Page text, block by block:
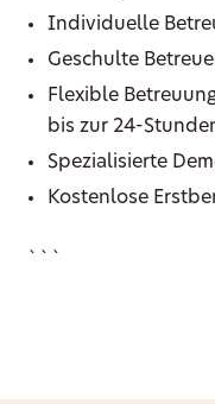
Individuelle
Geschulte
Flexible
bis zur 24-
Spezialisierte
Kostenlose